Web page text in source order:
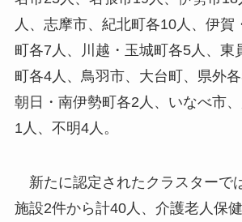
人、志摩市、紀北町各10人、伊賀
町各7人、川越・玉城町各5人、東
町各4人、鳥羽市、大台町、県外
朝日・南伊勢町各2人、いなべ市
1人、不明4人。
新たに認定されたクラスターで
施設2件から計40人、介護老人保